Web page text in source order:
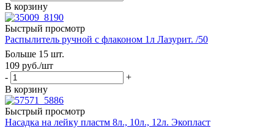
В корзину
Быстрый просмотр
Распылитель ручной с флаконом 1л Лазурит. /50
Больше 15 шт.
109 руб./шт
-
+
В корзину
Быстрый просмотр
Насадка на лейку пластм 8л., 10л., 12л. Экопласт